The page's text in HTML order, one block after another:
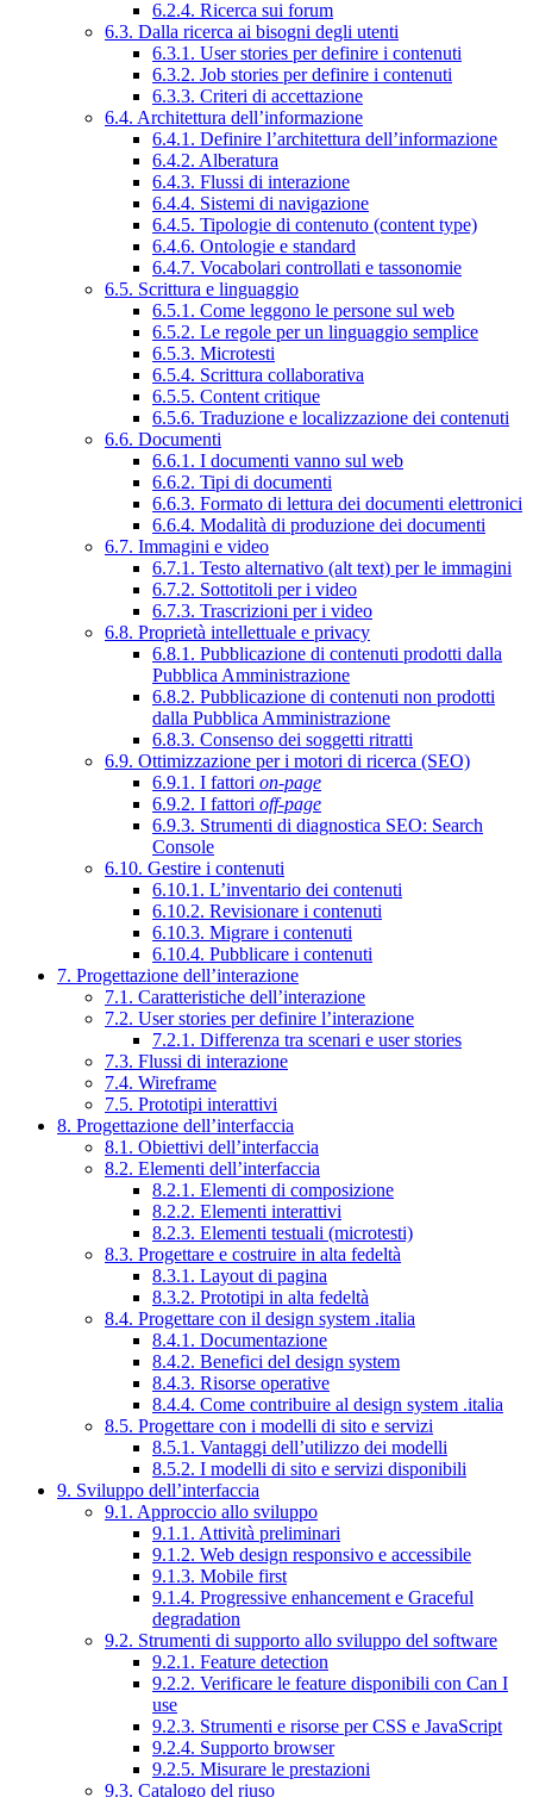
6.2.4. Ricerca sui forum
6.3. Dalla ricerca ai bisogni degli utenti
6.3.1. User stories per definire i contenuti
6.3.2. Job stories per definire i contenuti
6.3.3. Criteri di accettazione
6.4. Architettura dell’informazione
6.4.1. Definire l’architettura dell’informazione
6.4.2. Alberatura
6.4.3. Flussi di interazione
6.4.4. Sistemi di navigazione
6.4.5. Tipologie di contenuto (content type)
6.4.6. Ontologie e standard
6.4.7. Vocabolari controllati e tassonomie
6.5. Scrittura e linguaggio
6.5.1. Come leggono le persone sul web
6.5.2. Le regole per un linguaggio semplice
6.5.3. Microtesti
6.5.4. Scrittura collaborativa
6.5.5. Content critique
6.5.6. Traduzione e localizzazione dei contenuti
6.6. Documenti
6.6.1. I documenti vanno sul web
6.6.2. Tipi di documenti
6.6.3. Formato di lettura dei documenti elettronici
6.6.4. Modalità di produzione dei documenti
6.7. Immagini e video
6.7.1. Testo alternativo (alt text) per le immagini
6.7.2. Sottotitoli per i video
6.7.3. Trascrizioni per i video
6.8. Proprietà intellettuale e privacy
6.8.1. Pubblicazione di contenuti prodotti dalla
Pubblica Amministrazione
6.8.2. Pubblicazione di contenuti non prodotti
dalla Pubblica Amministrazione
6.8.3. Consenso dei soggetti ritratti
6.9. Ottimizzazione per i motori di ricerca (SEO)
6.9.1. I fattori on-page
6.9.2. I fattori off-page
6.9.3. Strumenti di diagnostica SEO: Search
Console
6.10. Gestire i contenuti
6.10.1. L’inventario dei contenuti
6.10.2. Revisionare i contenuti
6.10.3. Migrare i contenuti
6.10.4. Pubblicare i contenuti
7. Progettazione dell’interazione
7.1. Caratteristiche dell’interazione
7.2. User stories per definire l’interazione
7.2.1. Differenza tra scenari e user stories
7.3. Flussi di interazione
7.4. Wireframe
7.5. Prototipi interattivi
8. Progettazione dell’interfaccia
8.1. Obiettivi dell’interfaccia
8.2. Elementi dell’interfaccia
8.2.1. Elementi di composizione
8.2.2. Elementi interattivi
8.2.3. Elementi testuali (microtesti)
8.3. Progettare e costruire in alta fedeltà
8.3.1. Layout di pagina
8.3.2. Prototipi in alta fedeltà
8.4. Progettare con il design system .italia
8.4.1. Documentazione
8.4.2. Benefici del design system
8.4.3. Risorse operative
8.4.4. Come contribuire al design system .italia
8.5. Progettare con i modelli di sito e servizi
8.5.1. Vantaggi dell’utilizzo dei modelli
8.5.2. I modelli di sito e servizi disponibili
9. Sviluppo dell’interfaccia
9.1. Approccio allo sviluppo
9.1.1. Attività preliminari
9.1.2. Web design responsivo e accessibile
9.1.3. Mobile first
9.1.4. Progressive enhancement e Graceful
degradation
9.2. Strumenti di supporto allo sviluppo del software
9.2.1. Feature detection
9.2.2. Verificare le feature disponibili con Can I
use
9.2.3. Strumenti e risorse per CSS e JavaScript
9.2.4. Supporto browser
9.2.5. Misurare le prestazioni
9.3. Catalogo del riuso